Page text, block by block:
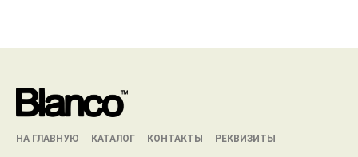
НА ГЛАВНУЮ КАТАЛОГ КОНТАКТЫ РЕКВИЗИТЫ